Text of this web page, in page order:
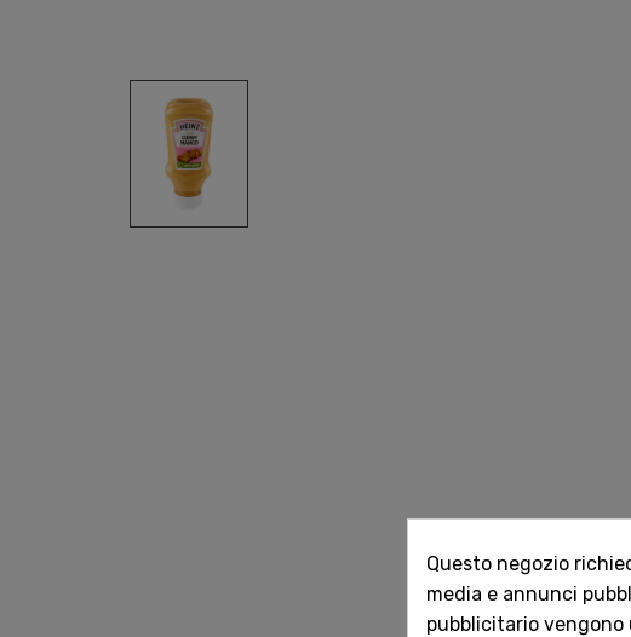
Questo negozio
media e annunci
pubblicitario